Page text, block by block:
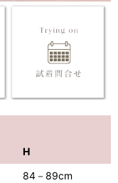
H
84－89cm